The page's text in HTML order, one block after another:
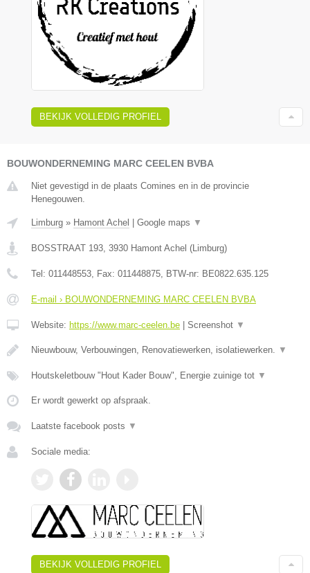
BEKIJK VOLLEDIG PROFIEL
BOUWONDERNEMING MARC CEELEN BVBA
Niet gevestigd in de plaats Comines en in de provincie
Henegouwen.
Limburg » Hamont Achel | Google maps ▼
BOSSTRAAT 193 3930 Hamont Achel (Limburg)
Tel: 011448553 , Fax: 011448875 , BTW-nr: BE0822.635.125
E-mail › BOUWONDERNEMING MARC CEELEN BVBA
Website: https://www.marc-ceelen.be | Screenshot ▼
Nieuwbouw, Verbouwingen, Renovatiewerken, isolatiewerken. ▼
Houtskeletbouw "Hout Kader Bouw", Energie zuinige tot ▼
Er wordt gewerkt op afspraak.
Laatste facebook posts ▼
Sociale media:
BEKIJK VOLLEDIG PROFIEL